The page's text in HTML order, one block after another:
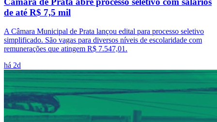
de até R$ 7,5 mil
A Câmara Municipal de Prata lançou edital para processo seletivo
simplificado. São vagas para diversos níveis de escolaridade com
remunerações que atingem R$ 7.547,01.
há 2d